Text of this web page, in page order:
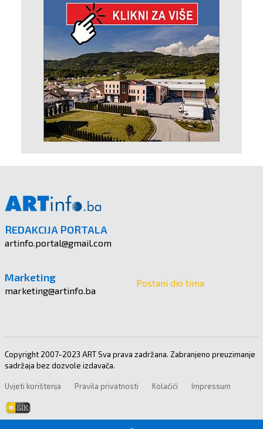
REDAKCIJA PORTALA
artinfo.portal@gmail.com
Marketing
marketing@artinfo.ba
Postani dio tima
Copyright 2007-2023 ART Sva prava zadržana. Zabranjeno preuzimanje
sadržaja bez dozvole izdavača.
Uvjeti korištenja Pravila privatnosti Kolačići Impressum